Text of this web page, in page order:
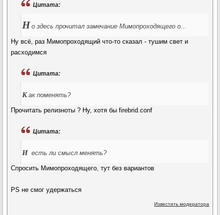
Цитата:
Но здесь прочитал замечание Мимопроходящего о...
Ну всё, раз Мимопроходящий что-то сказал - тушим свет и
расходимся
Цитата:
как поменять?
Прочитать релизноты ? Ну, хотя бы firebrid.conf
Цитата:
и есть ли смысл менять?
Спросить Мимопроходящего, тут без вариантов
PS не смог удержаться
Известить модератора